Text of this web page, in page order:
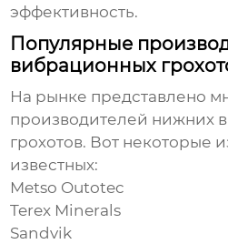
эффективность.
Популярные
вибрационных
На рынке представлено
производителей нижних
грохотов. Вот некоторые
известных:
Metso Outotec
Terex Minerals
Sandvik